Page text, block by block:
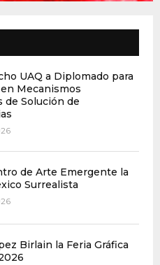
UAQ a Diplomado para
Mecanismos
de Solución de
de Arte Emergente la
Surrealista
Birlain la Feria Gráfica